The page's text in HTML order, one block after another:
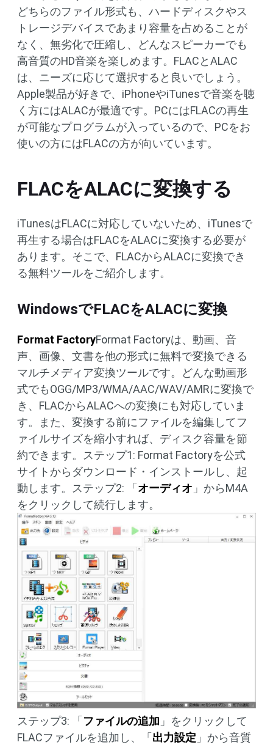
どちらのファイル形式も、ハードディスクやス
トレージデバイスであまり容量を占めることが
なく、無劣化で圧縮し、どんなスピーカーでも
高音質のHD音楽を楽しめます。FLACとALAC
は、ニーズに応じて選択すると良いでしょう。
Apple製品が好きで、iPhoneやiTunesで音楽を聴
く方にはALACが最適です。PCにはFLACの再生
が可能なプログラムが入っているので、PCをお
使いの方にはFLACの方が向いています。
FLACをALACに変換する
iTunesはFLACに対応していないため、iTunesで
再生する場合はFLACをALACに変換する必要が
あります。そこで、FLACからALACに変換でき
る無料ツールをご紹介します。
WindowsでFLACをALACに変換
Format FactoryFormat Factoryは、動画、音
声、画像、文書を他の形式に無料で変換できる
マルチメディア変換ツールです。どんな動画形
式でもOGG/MP3/WMA/AAC/WAV/AMRに変換で
き、FLACからALACへの変換にも対応していま
す。また、変換する前にファイルを編集してフ
ァイルサイズを縮小すれば、ディスク容量を節
約できます。ステップ1: Format Factoryを公式
サイトからダウンロード・インストールし、起
動します。ステップ2: 「 オーディオ 」からM4A
をクリックして続行します。
ステップ3: 「ファイルの追加 」をクリックして
FLACファイルを追加し、「出力設定 」から音質